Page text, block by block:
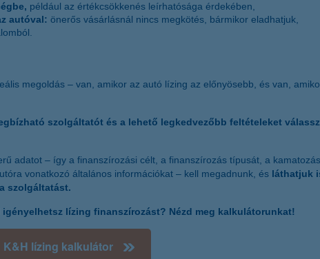
például az értékcsökkenés leírhatósága érdekében,
autóval: önerős vásárlásnál nincs megkötés, bármikor eladhatjuk,
megoldás – van, amikor az autó lízing az előnyösebb, és van,
szolgáltatót és a lehető legkedvezőbb feltételeket
adatot – így a finanszírozási célt, a finanszírozás típusát, a kamatozás
vonatkozó általános információkat – kell megadnunk, és láthatjuk
szolgáltatást.
lízing finanszírozást? Nézd meg kalkulátorunkat!
K&H lízing kalkulátor